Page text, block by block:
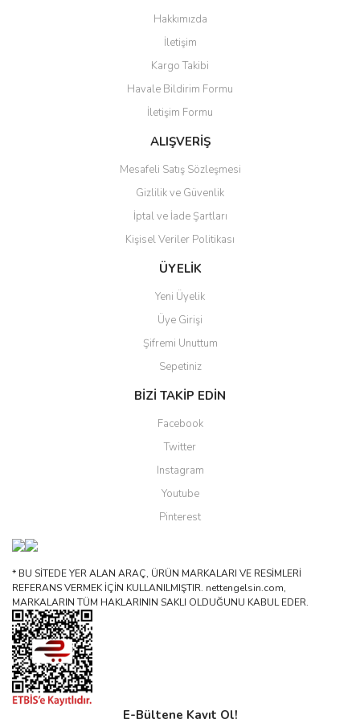
Yorum Yaz
Ürün resmi kalitesiz, bozuk veya görüntülenemiyor.
Ürün açıklamasında eksik bilgiler bulunuyor.
Ürün bilgilerinde hatalar bulunuyor.
Ürün fiyatı diğer sitelerden daha pahalı.
Bu ürüne benzer farklı alternatifler olmalı.
Gönder
Hakkımızda
İletişim
Kargo Takibi
Havale Bildirim Formu
İletişim Formu
ALIŞVERİŞ
Mesafeli Satış Sözleşmesi
Gizlilik ve Güvenlik
İptal ve İade Şartları
Kişisel Veriler Politikası
ÜYELİK
Yeni Üyelik
Üye Girişi
Şifremi Unuttum
Sepetiniz
BİZİ TAKİP EDİN
Facebook
Twitter
Instagram
Youtube
Pinterest
* BU SİTEDE YER ALAN ARAÇ, ÜRÜN MARKALARI VE RESİMLERİ
REFERANS VERMEK İÇİN KULLANILMIŞTIR. nettengelsin.com,
MARKALARIN TÜM HAKLARININ SAKLI OLDUĞUNU KABUL EDER.
E-Bültene Kayıt Ol!